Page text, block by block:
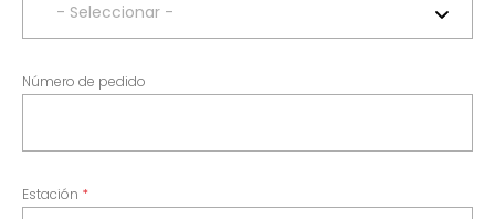
- Seleccionar -
Número de pedido
Estación